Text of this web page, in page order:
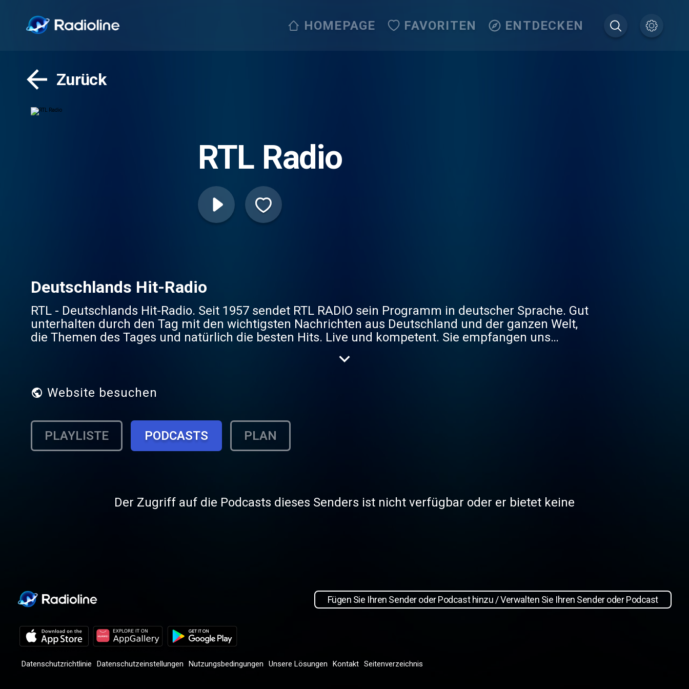
HOMEPAGE FAVORITEN ENTDECKEN
Zurück
RTL Radio
Deutschlands Hit-Radio
RTL - Deutschlands Hit-Radio. Seit 1957 sendet RTL RADIO sein Programm in deutscher Sprache. Gut
unterhalten durch den Tag mit den wichtigsten Nachrichten aus Deutschland und der ganzen Welt,
die Themen des Tages und natürlich die besten Hits. Live und kompetent. Sie empfangen uns
Luxemburg, Saarland und Trier-Eifel-Hunsrück auf den UKW-Frequenzen 93,3 und 97,0.
Website besuchen
PLAYLISTE PODCASTS PLAN
Der Zugriff auf die Podcasts dieses Senders ist nicht verfügbar oder er bietet keine
Fügen Sie Ihren Sender oder Podcast hinzu / Verwalten Sie Ihren Sender oder Podcast
Datenschutzrichtlinie Datenschutzeinstellungen Nutzungsbedingungen Unsere Lösungen Kontakt Seitenverzeichnis